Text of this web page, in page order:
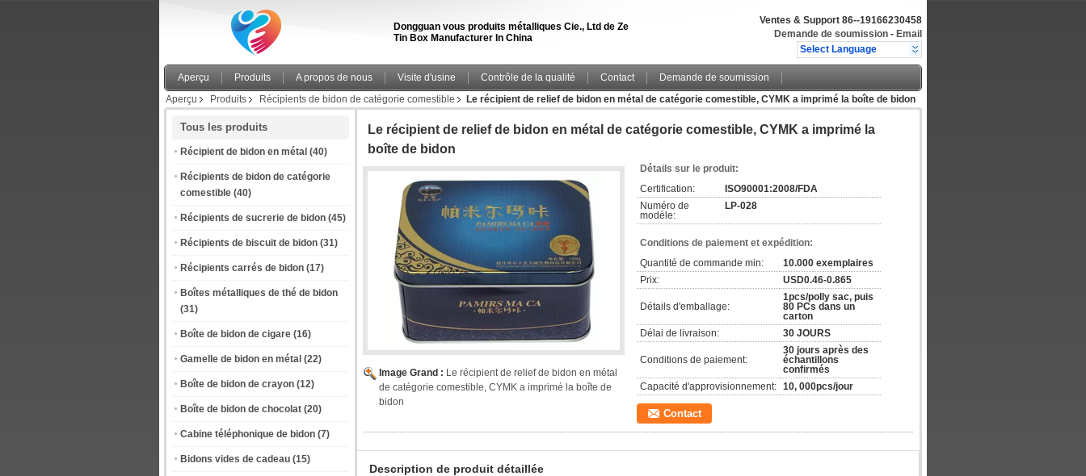
Dongguan vous produits métalliques Cie., Ltd de Ze
Tin Box Manufacturer In China
Ventes & Support 86--19166230458
Demande de soumission - Email
Select Language
Aperçu Produits A propos de nous Visite d'usine Contrôle de la qualité Contact
Demande de soumission
Aperçu
Produits Récipients de bidon de catégorie comestible Le récipient de relief de bidon en métal de catégorie comestible, CYMK a imprimé la boîte de bidon
Tous les produits
Récipient de bidon en métal (40)
Récipients de bidon de catégorie
comestible (40)
Récipients de sucrerie de bidon (45)
Récipients de biscuit de bidon (31)
Récipients carrés de bidon (17)
Boîtes métalliques de thé de bidon
(31)
Boîte de bidon de cigare (16)
Gamelle de bidon en métal (22)
Boîte de bidon de crayon (12)
Boîte de bidon de chocolat (20)
Cabine téléphonique de bidon (7)
Bidons vides de cadeau (15)
Le récipient de relief de bidon en métal de catégorie comestible, CYMK a imprimé la
boîte de bidon
Image Grand : Le récipient de relief de bidon en métal
de catégorie comestible, CYMK a imprimé la boîte de
bidon
Détails sur le produit:
Certification:
ISO90001:2008/FDA
Numéro de
modèle:
LP-028
Conditions de paiement et expédition:
Quantité de commande min:
10.000 exemplaires
Prix:
USD0.46-0.865
Détails d'emballage:
1pcs/polly sac, puis
80 PCs dans un
carton
Délai de livraison:
30 JOURS
Conditions de paiement:
30 jours après des
échantillons
confirmés
Capacité d'approvisionnement: 10, 000pcs/jour
Contact
Description de produit détaillée